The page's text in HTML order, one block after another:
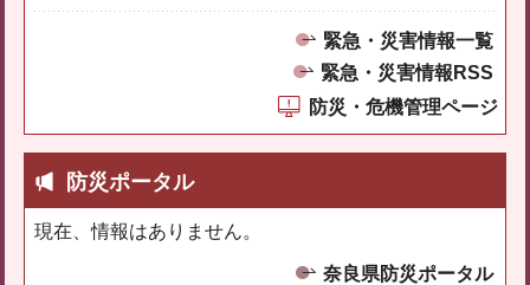
緊急・災害情報一覧
緊急・災害情報RSS
防災・危機管理ページ
防災ポータル
現在、情報はありません。
奈良県防災ポータル